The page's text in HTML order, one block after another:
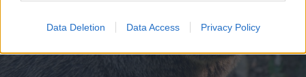
Data Deletion Data Access Privacy Policy